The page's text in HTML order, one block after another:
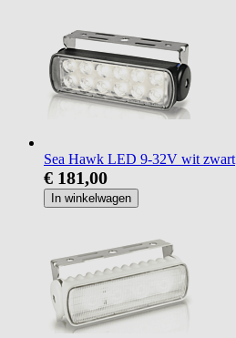
Sea Hawk LED 9-32V wit zwart
€ 181,00
In winkelwagen